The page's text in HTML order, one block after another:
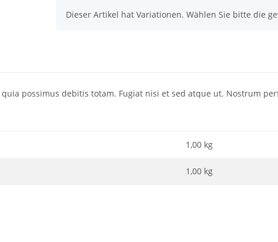
x
Dieser Artikel hat Variationen. Wählen Sie bitte die
possimus debitis totam. Fugiat nisi et sed atque ut. Nostrum
1,00 kg
1,00 kg